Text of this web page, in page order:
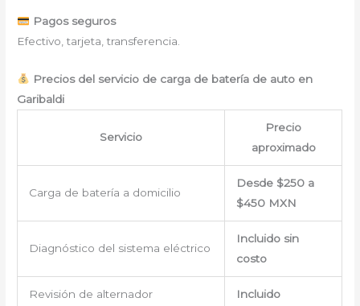
Pagos seguros
Efectivo, tarjeta, transferencia.
Precios del servicio de carga de batería de auto en
Garibaldi
Servicio
Precio
aproximado
Carga de batería a domicilio
Desde $250 a
$450 MXN
Diagnóstico del sistema eléctrico
Incluido sin
costo
Revisión de alternador Incluido